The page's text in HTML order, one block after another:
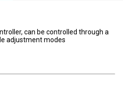
can be controlled through a
adjustment modes